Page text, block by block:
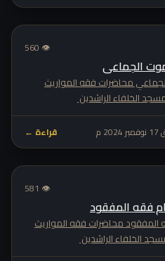
👁 560
الجماعي
فقه المواريث: الإرث في الموت الجماعي محاضرات فقه المواريث
قراءة ←
👁 581
فقه المفقود
فقه المواريث: ملخص أحكام فقه المفقود محاضرات فقه المواريث